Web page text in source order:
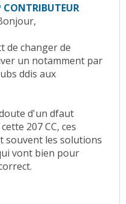
CONTRIBUTEUR
de changer de
un notamment par
ddis aux
d'un dfaut
207 CC, ces
souvent les solutions
vont bien pour